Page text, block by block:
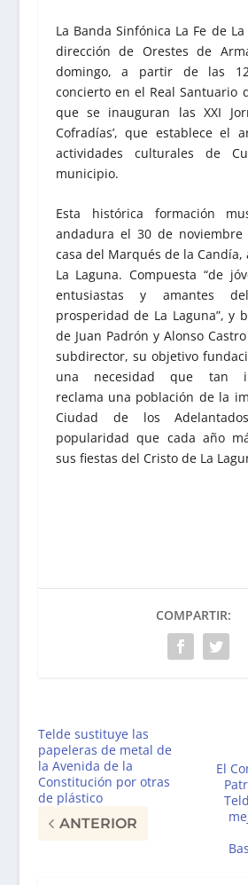
La Banda Sinfónica La Fe de
dirección de Orestes de
domingo, a partir de las
concierto en el Real Santuario
que se inauguran las XXI
Cofradías’, que establece el
actividades culturales de
municipio.
Esta histórica formación
andadura el 30 de
casa del Marqués de la Candía,
La Laguna. Compuesta “de
entusiastas y amantes
prosperidad de La Laguna”, y
de Juan Padrón y Alonso
subdirector, su objetivo
una necesidad que tan
reclama una población de la
Ciudad de los
popularidad que cada año
sus fiestas del Cristo de La
COMPARTIR:
Telde sustituye las
papeleras de metal de
la Avenida de la
Constitución por otras
de plástico
ANTERIOR
El